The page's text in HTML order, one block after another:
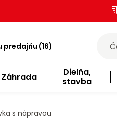
predajňu (16)
Záhrada
Dielňa,
stavba
s nápravou